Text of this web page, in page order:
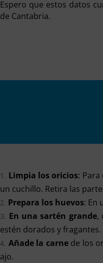
Espero que estos datos
de Cantabria.
Limpia los oricios:
un cuchillo. Retira las
Prepara los huevos: En
En una sartén grande,
estén dorados y fragantes.
Añade la carnede los
ajo.